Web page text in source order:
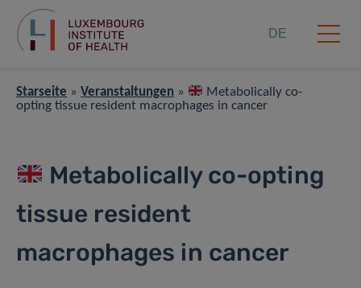
DE
Starseite » Veranstaltungen »
Metabolically co-
opting tissue resident macrophages in cancer
Metabolically co-opting
tissue resident
macrophages in cancer